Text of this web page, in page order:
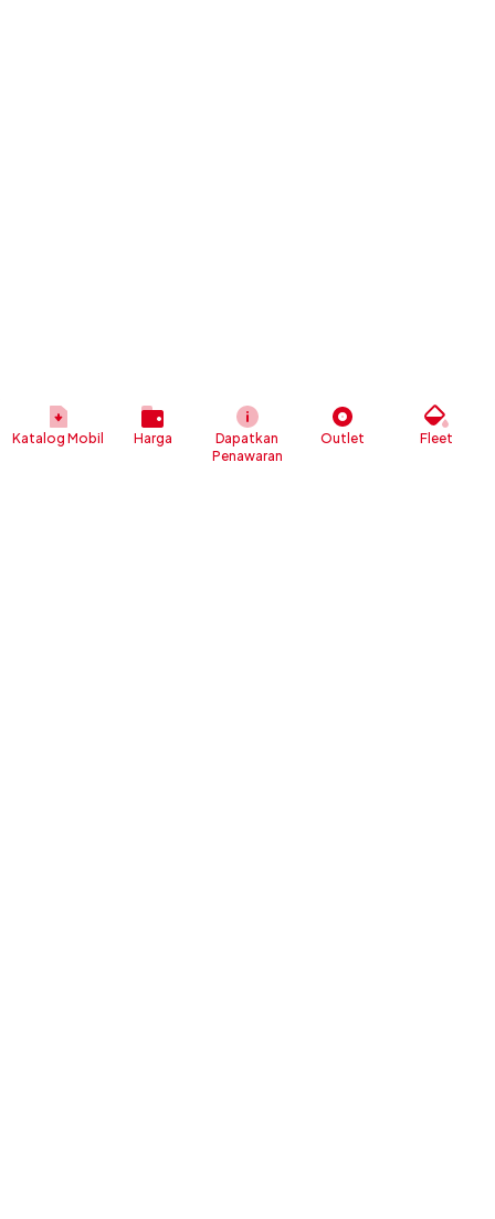
Katalog Mobil Harga
Dapatkan
Penawaran
Outlet Fleet